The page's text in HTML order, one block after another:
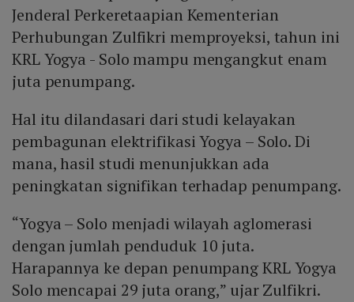
Jenderal Perkeretaapian Kementerian
Perhubungan Zulfikri memproyeksi, tahun ini
KRL Yogya - Solo mampu mengangkut enam
juta penumpang.
Hal itu dilandasari dari studi kelayakan
pembagunan elektrifikasi Yogya – Solo. Di
mana, hasil studi menunjukkan ada
peningkatan signifikan terhadap penumpang.
“Yogya – Solo menjadi wilayah aglomerasi
dengan jumlah penduduk 10 juta.
Harapannya ke depan penumpang KRL Yogya
Solo mencapai 29 juta orang,” ujar Zulfikri.